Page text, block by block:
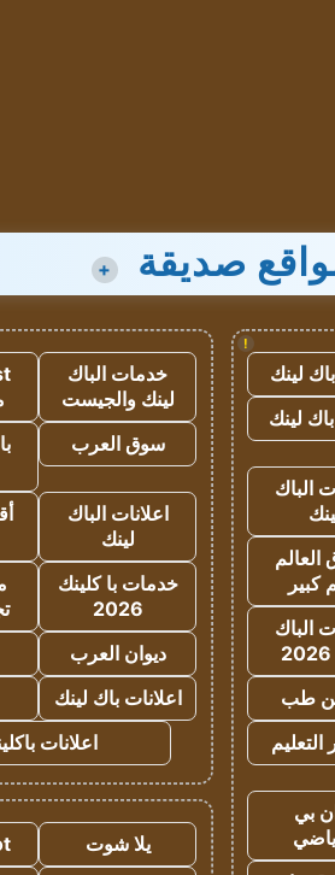
صديقة +
!
لينك
لينك
الباك
العالم
كبير
الباك
طب
بي
خدمات الباك
لينك والجيست
سوق العرب
اعلانات الباك
لينك
خدمات با كلينك
2026
ديوان العرب
اعلانات باك لينك
اعلانات
يلا شوت